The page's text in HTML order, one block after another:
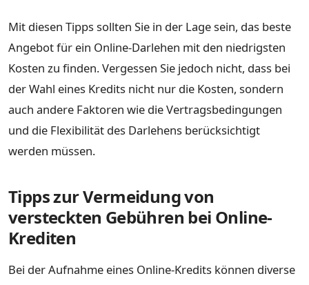
Mit diesen Tipps sollten Sie in der Lage sein, das beste
Angebot für ein Online-Darlehen mit den niedrigsten
Kosten zu finden. Vergessen Sie jedoch nicht, dass bei
der Wahl eines Kredits nicht nur die Kosten, sondern
auch andere Faktoren wie die Vertragsbedingungen
und die Flexibilität des Darlehens berücksichtigt
werden müssen.
Tipps zur Vermeidung von
versteckten Gebühren bei Online-
Krediten
Bei der Aufnahme eines Online-Kredits können diverse